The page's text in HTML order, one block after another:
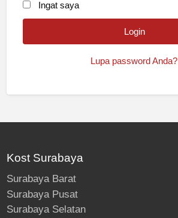
Ingat saya
Lupa password Anda?
Kost Surabaya
Surabaya Barat
Surabaya Pusat
Surabaya Selatan